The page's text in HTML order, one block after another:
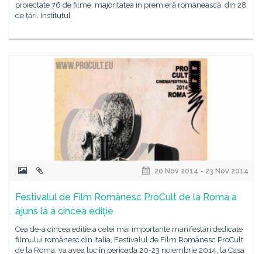
proiectate 76 de filme, majoritatea în premieră românească, din 28
de țări. Institutul
20 Nov 2014 - 23 Nov 2014
Festivalul de Film Românesc ProCult de la Roma a
ajuns la a cincea ediție
Cea de-a cincea ediție a celei mai importante manifestări dedicate
filmului românesc din Italia, Festivalul de Film Românesc ProCult
de la Roma, va avea loc în perioada 20-23 noiembrie 2014, la Casa